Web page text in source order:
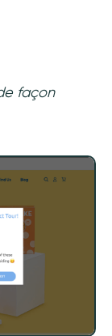
façon